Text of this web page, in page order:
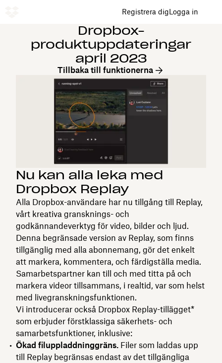
Registrera digLogga in
Dropbox-
produktuppdateringar
april 2023
Tillbaka till funktionerna
Nu kan alla leka med
Dropbox Replay
Alla Dropbox-användare har nu tillgång till Replay,
vårt kreativa gransknings- och
godkännandeverktyg för video, bilder och ljud.
Denna begränsade version av Replay, som finns
tillgänglig med alla abonnemang, gör det enkelt
att markera, kommentera, och färdigställa media.
Samarbetspartner kan till och med titta på och
markera videor tillsammans, i realtid, var som helst
med livegranskningsfunktionen.
Vi introducerar också Dropbox Replay-tillägget*
som erbjuder förstklassiga säkerhets- och
samarbetsfunktioner, inklusive:
Ökad filuppladdninggräns. Filer som laddas upp
till Replay begränsas endast av det tillgängliga